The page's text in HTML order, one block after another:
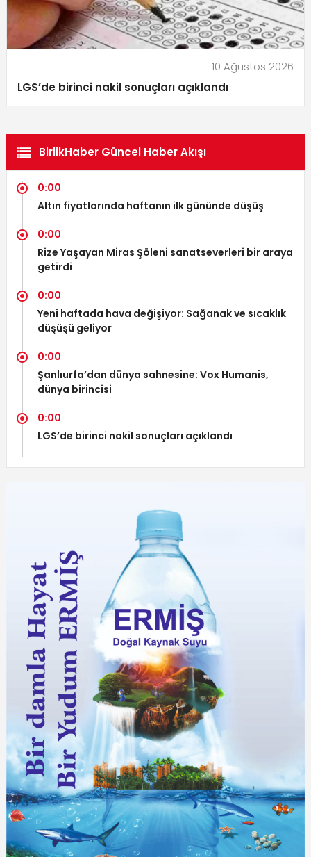
10 Ağustos 2026
LGS’de birinci nakil sonuçları açıklandı
BirlikHaber Güncel Haber Akışı
0:00
Altın fiyatlarında haftanın ilk gününde düşüş
0:00
Rize Yaşayan Miras Şöleni sanatseverleri bir araya
getirdi
0:00
Yeni haftada hava değişiyor: Sağanak ve sıcaklık
düşüşü geliyor
0:00
Şanlıurfa’dan dünya sahnesine: Vox Humanis,
dünya birincisi
0:00
LGS’de birinci nakil sonuçları açıklandı